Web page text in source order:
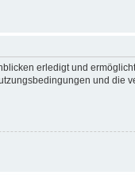
erledigt und
und die